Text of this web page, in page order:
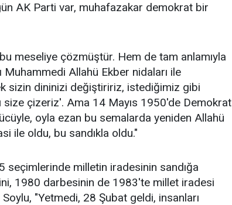
AK Parti var, muhafazakar demokrat bir
meseliye çözmüştür. Hem de tam anlamıyla
Allahü Ekber nidaları ile
sizin dininizi değiştiririz, istediğimiz gibi
çizeriz'. Ama 14 Mayıs 1950'de Demokrat
oyla ezan bu semalarda yeniden Allahü
ile oldu, bu sandıkla oldu."
milletin iradesinin sandığa
1980 darbesinin de 1983'te millet iradesi
"Yetmedi, 28 Şubat geldi, insanları